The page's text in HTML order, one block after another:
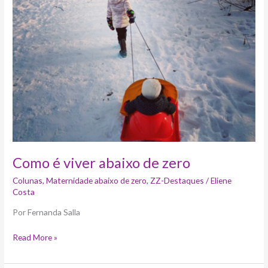
Como é viver abaixo de zero
Colunas,Maternidade abaixo de zero, ZZ-Destaques /Eliene
Costa
Por Fernanda Salla
abaixo
de
zero
Read More »